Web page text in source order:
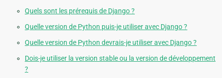
Quels sont les prérequis de Django ?
Quelle version de Python puis-je utiliser avec Django ?
Quelle version de Python devrais-je utiliser avec Django ?
Dois-je utiliser la version stable ou la version de développement
?